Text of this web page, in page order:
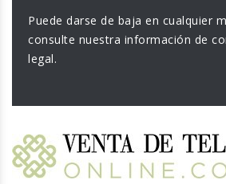
Puede darse de baja en cualquier
consulte nuestra información de
legal.